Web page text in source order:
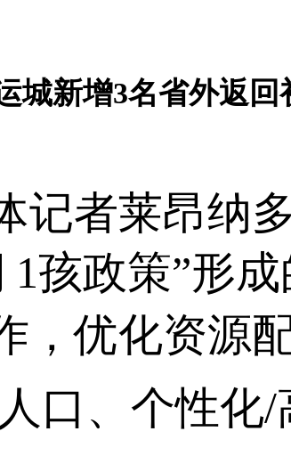
城新增3名省外返回
者莱昂纳
1孩政策”形
，优化资源
口、个性化